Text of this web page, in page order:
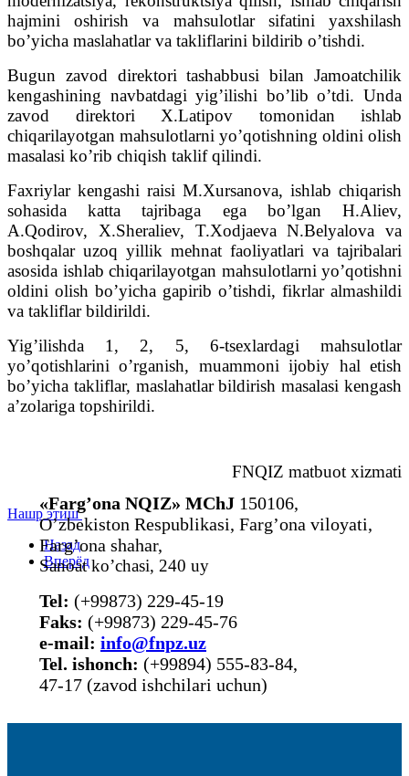
hajmini oshirish va mahsulotlar sifatini yaxshilash
boʼyicha maslahatlar va takliflarini bildirib oʼtishdi.
Bugun zavod direktori tashabbusi bilan Jamoatchilik
kengashining navbatdagi yigʼilishi boʼlib oʼtdi. Unda
zavod direktori X.Latipov tomonidan ishlab
chiqarilayotgan mahsulotlarni yoʼqotishning oldini olish
masalasi koʼrib chiqish taklif qilindi.
Faxriylar kengashi raisi M.Xursanova, ishlab chiqarish
sohasida katta tajribaga ega boʼlgan H.Аliev,
А.Qodirov, X.Sheraliev, T.Xodjaeva N.Belyalova va
boshqalar uzoq yillik mehnat faoliyatlari va tajribalari
asosida ishlab chiqarilayotgan mahsulotlarni yoʼqotishni
oldini olish boʼyicha gapirib oʼtishdi, fikrlar almashildi
va takliflar bildirildi.
Yigʼilishda 1, 2, 5, 6-tsexlardagi mahsulotlar
yoʼqotishlarini oʼrganish, muammoni ijobiy hal etish
boʼyicha takliflar, maslahatlar bildirish masalasi kengash
aʼzolariga topshirildi.
FNQIZ matbuot xizmati
Нашр этиш
Назад
Вперёд
«Farg’ona NQIZ» MChJ 150106,
O’zbekiston Respublikasi, Farg’ona viloyati,
Farg’ona shahar,
Sanoat ko’chasi, 240 uy
Tel: (+99873) 229-45-19
Faks: (+99873) 229-45-76
е-mail: info@fnpz.uz
Tel. ishonch: (+99894) 555-83-84,
47-17 (zavod ishchilari uchun)